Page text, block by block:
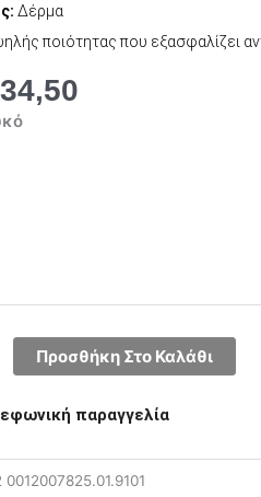
Δέρμα
ποιότητας που εξασφαλίζει
34,50
Προσθήκη Στο Καλάθι
παραγγελία